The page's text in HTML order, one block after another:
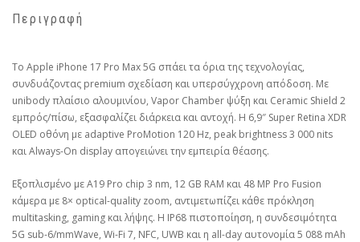
Περιγραφή
Το Apple iPhone 17 Pro Max 5G σπάει τα όρια της τεχνολογίας,
συνδυάζοντας premium σχεδίαση και υπερσύγχρονη απόδοση. Με
unibody πλαίσιο αλουμινίου, Vapor Chamber ψύξη και Ceramic Shield 2
εμπρός/πίσω, εξασφαλίζει διάρκεια και αντοχή. Η 6,9″ Super Retina XDR
OLED οθόνη με adaptive ProMotion 120 Hz, peak brightness 3 000 nits
και Always-On display απογειώνει την εμπειρία θέασης.
Εξοπλισμένο με A19 Pro chip 3 nm, 12 GB RAM και 48 MP Pro Fusion
κάμερα με 8× optical-quality zoom, αντιμετωπίζει κάθε πρόκληση
multitasking, gaming και λήψης. Η IP68 πιστοποίηση, η συνδεσιμότητα
5G sub-6/mmWave, Wi-Fi 7, NFC, UWB και η all-day αυτονομία 5 088 mAh